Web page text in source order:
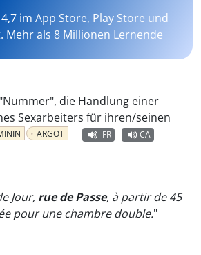
4,7 im App Store, Play Store und
Mehr als 8 Millionen Lernende
die Handlung einer
Sexarbeiters für ihren/seinen
ARGOT FR CA
Jour, rue de Passe, à partir de 45
pour une chambre double."